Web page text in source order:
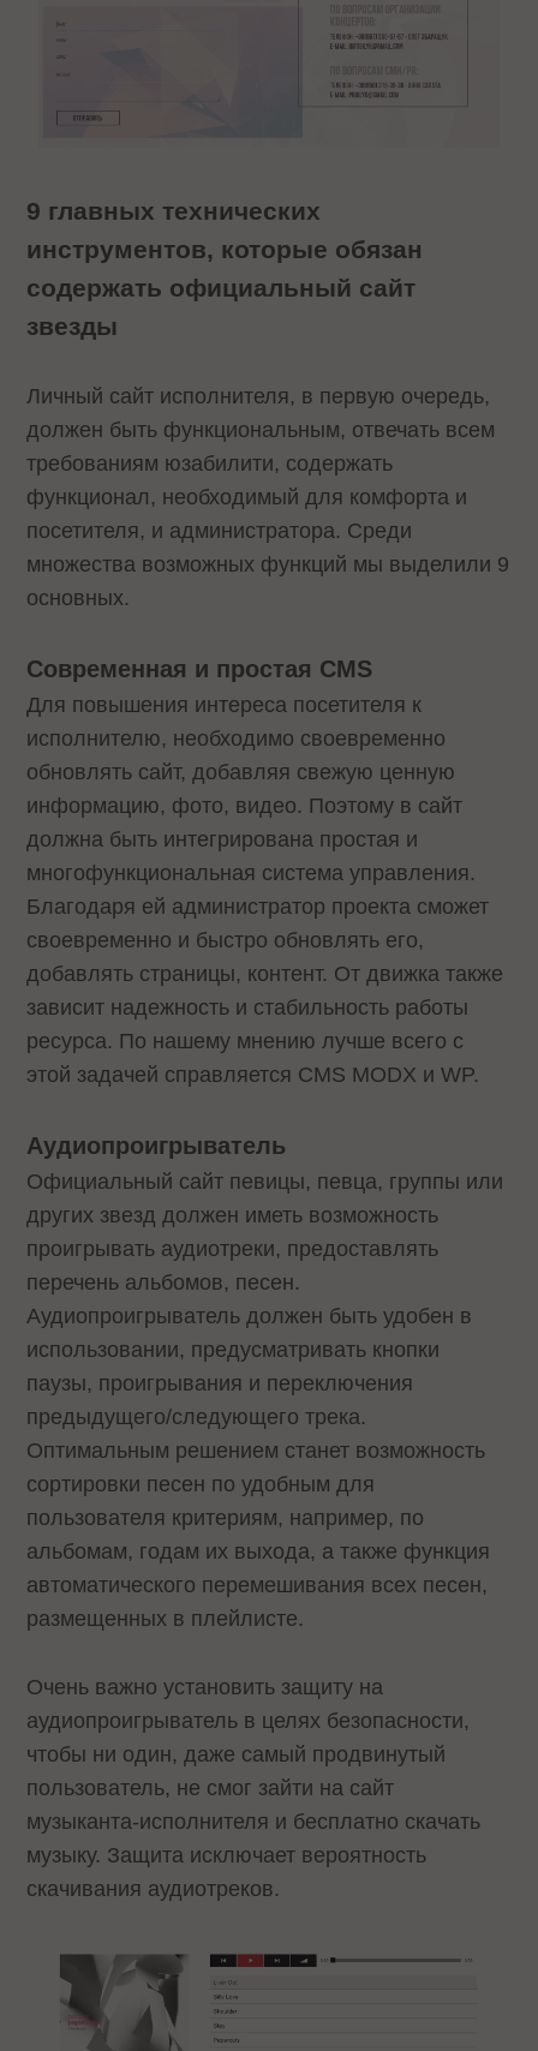
9 главных технических
инструментов, которые обязан
содержать официальный сайт
звезды
Личный сайт исполнителя, в первую очередь,
должен быть функциональным, отвечать всем
требованиям юзабилити, содержать
функционал, необходимый для комфорта и
посетителя, и администратора. Среди
множества возможных функций мы выделили 9
основных.
Современная и простая CMS
Для повышения интереса посетителя к
исполнителю, необходимо своевременно
обновлять сайт, добавляя свежую ценную
информацию, фото, видео. Поэтому в сайт
должна быть интегрирована простая и
многофункциональная система управления.
Благодаря ей администратор проекта сможет
своевременно и быстро обновлять его,
добавлять страницы, контент. От движка также
зависит надежность и стабильность работы
ресурса. По нашему мнению лучше всего с
этой задачей справляется CMS MODX и WP.
Аудиопроигрыватель
Официальный сайт певицы, певца, группы или
других звезд должен иметь возможность
проигрывать аудиотреки, предоставлять
перечень альбомов, песен.
Аудиопроигрыватель должен быть удобен в
использовании, предусматривать кнопки
паузы, проигрывания и переключения
предыдущего/следующего трека.
Оптимальным решением станет возможность
сортировки песен по удобным для
пользователя критериям, например, по
альбомам, годам их выхода, а также функция
автоматического перемешивания всех песен,
размещенных в плейлисте.
Очень важно установить защиту на
аудиопроигрыватель в целях безопасности,
чтобы ни один, даже самый продвинутый
пользователь, не смог зайти на сайт
музыканта-исполнителя и бесплатно скачать
музыку. Защита исключает вероятность
скачивания аудиотреков.